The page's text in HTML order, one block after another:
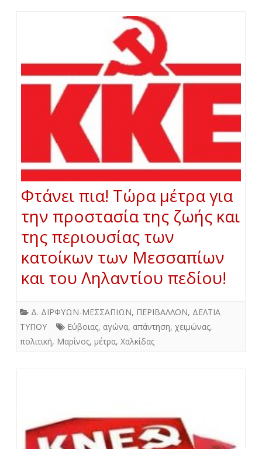
Φτάνει πια! Τώρα μέτρα για
την προστασία της ζωής και
της περιουσίας των
κατοίκων των Μεσσαπίων
και του Ληλαντίου πεδίου!
Δ. ΔΙΡΦΥΩΝ-ΜΕΣΣΑΠΙΩΝ, ΠΕΡΙΒΑΛΛΟΝ, ΔΕΛΤΙΑ
ΤΥΠΟΥ
Εύβοιας, αγώνα, απάντηση, χειμώνας,
πολιτική, Μαρίνος, μέτρα, Χαλκίδας